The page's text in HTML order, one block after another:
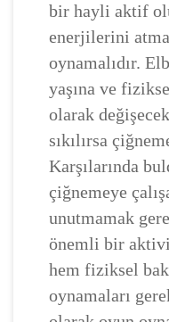
bir hayli aktif
enerjilerini
oynamalıdır.
yaşına ve
olarak
sıkılırsa
Karşılarında
çiğnemeye
unutmamak
önemli bir
hem fiziksel
oynamaları